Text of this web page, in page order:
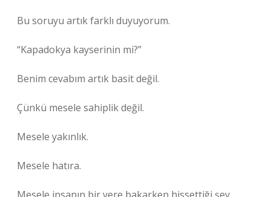
Bu soruyu artık farklı duyuyorum.
“Kapadokya kayserinin mi?”
Benim cevabım artık basit değil.
Çünkü mesele sahiplik değil.
Mesele yakınlık.
Mesele hatıra.